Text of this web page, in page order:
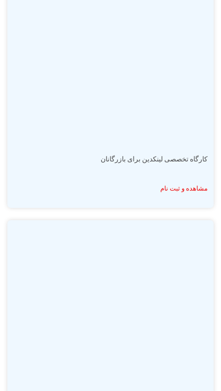
کارگاه تخصصی لینکدین برای بازرگانان
مشاهده و ثبت نام